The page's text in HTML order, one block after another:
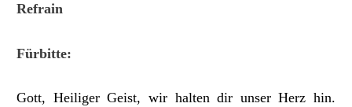
Refrain
Fürbitte:
Gott, Heiliger Geist, wir halten dir unser Herz hin.